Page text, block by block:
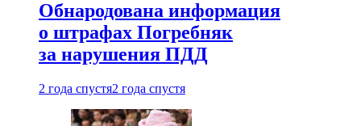
Обнародована информация
о штрафах Погребняк
за нарушения ПДД
2 года спустя2 года спустя